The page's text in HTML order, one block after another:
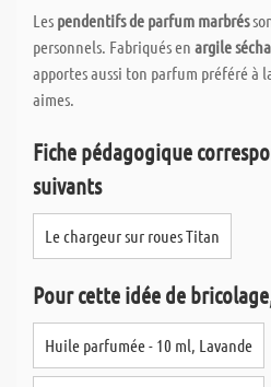
Les pendentifs de parfum marbrés
personnels. Fabriqués en argile
apportes aussi ton parfum préféré à
aimes.
Fiche pédagogique
suivants
Le chargeur sur roues Titan
Pour cette idée de
Huile parfumée - 10 ml, Lavande